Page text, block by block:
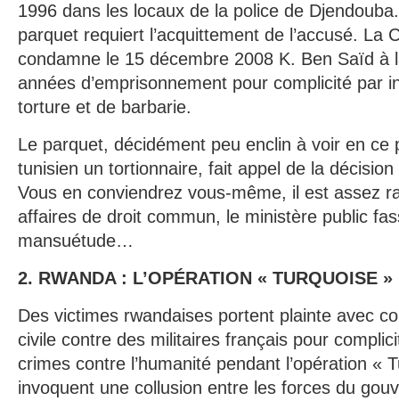
1996 dans les locaux de la police de
parquet requiert l’acquittement de l’accusé. La
condamne le 15 décembre 2008 K. Ben Saïd à
années d’emprisonnement pour complicité par
torture et de barbarie.
Le parquet, décidément peu enclin à voir en ce
tunisien un tortionnaire, fait appel de la
Vous en conviendrez vous-même, il est assez
affaires de droit commun, le ministère public
mansuétude…
2. RWANDA : L’OPÉRATION « TURQUOISE »
Des victimes rwandaises portent plainte avec
civile contre des militaires français pour
crimes contre l’humanité pendant l’opération «
invoquent une collusion entre les forces du